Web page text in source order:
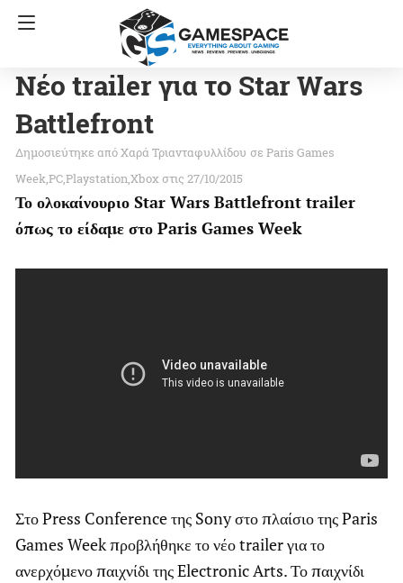
Νέο trailer για το Star Wars
Battlefront
Χαρά Τριανταφυλλίδου σε Paris Games
WeekPCPlaystationXbox στις 27/10/2015
Το ολοκαίνουριο Star Wars Battlefront trailer
όπως το είδαμε στο Paris Games Week
Στο Press Conference της Sony στο πλαίσιο της Paris
Games Week προβλήθηκε το νέο trailer για το
ανερχόμενο παιχνίδι της Electronic Arts. Το παιχνίδι